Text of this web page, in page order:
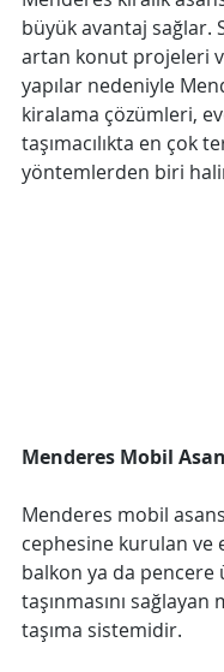
büyük avantaj sağlar.
artan konut projeleri
yapılar nedeniyle
kiralama çözümleri,
taşımacılıkta en çok
yöntemlerden biri
Menderes Mobil
Menderes mobil
cephesine kurulan ve
balkon ya da pencere
taşınmasını
taşıma sistemidir.